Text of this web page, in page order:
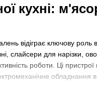
кухні:
відіграє ключову роль
слайсери для нарізки,
роботи. Ці пристрої
обладнання